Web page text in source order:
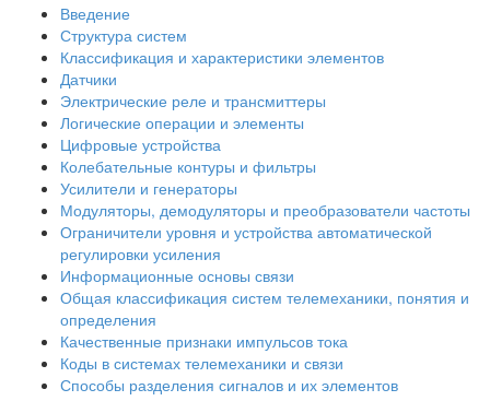
Введение
Структура систем
Классификация и характеристики элементов
Датчики
Электрические реле и трансмиттеры
Логические операции и элементы
Цифровые устройства
Колебательные контуры и фильтры
Усилители и генераторы
Модуляторы, демодуляторы и преобразователи частоты
Ограничители уровня и устройства автоматической
регулировки усиления
Информационные основы связи
Общая классификация систем телемеханики, понятия и
определения
Качественные признаки импульсов тока
Коды в системах телемеханики и связи
Способы разделения сигналов и их элементов